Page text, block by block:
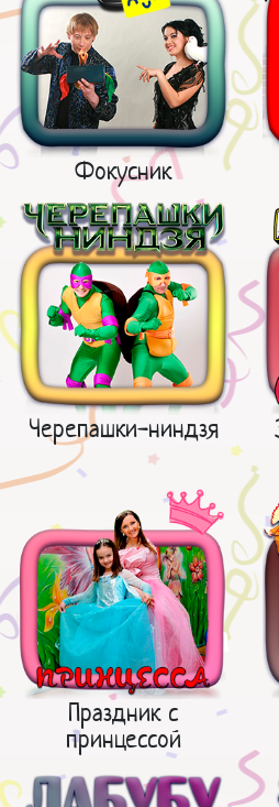
Фокусник
Черепашки-ниндзя
Праздник с
принцессой